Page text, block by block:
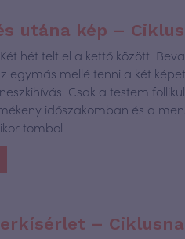
utána kép –
hét telt el a kettő között.
egymás mellé tenni a két
Csak a testem
időszakomban és a
tombol
–